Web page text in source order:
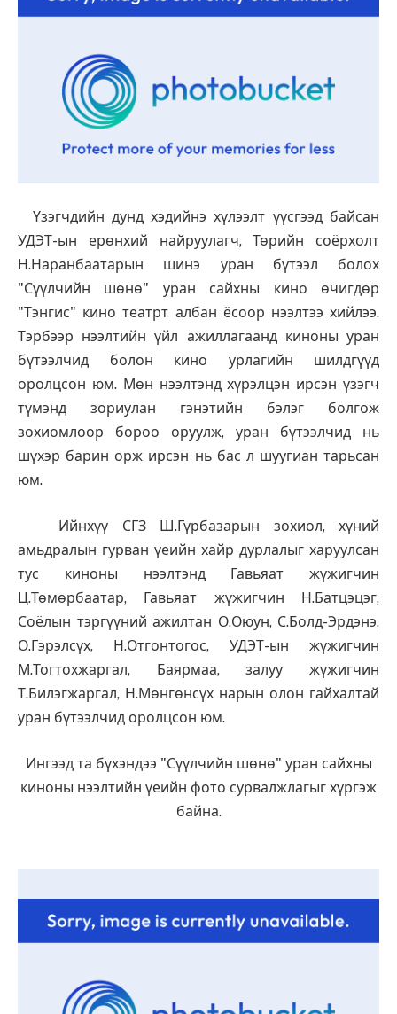
Үзэгчдийн дунд хэдийнэ хүлээлт үүсгээд байсан
УДЭТ-ын ерөнхий найруулагч, Төрийн соёрхолт
Н.Наранбаатарын шинэ уран бүтээл болох
"Сүүлчийн шөнө" уран сайхны кино өчигдөр
"Тэнгис" кино театрт албан ёсоор нээлтээ хийлээ.
Тэрбээр нээлтийн үйл ажиллагаанд киноны уран
бүтээлчид болон кино урлагийн шилдгүүд
оролцсон юм. Мөн нээлтэнд хүрэлцэн ирсэн үзэгч
түмэнд зориулан гэнэтийн бэлэг болгож
зохиомлоор бороо оруулж, уран бүтээлчид нь
шүхэр барин орж ирсэн нь бас л шуугиан тарьсан
юм.
Ийнхүү СГЗ Ш.Гүрбазарын зохиол, хүний
амьдралын гурван үеийн хайр дурлалыг харуулсан
тус киноны нээлтэнд Гавьяат жүжигчин
Ц.Төмөрбаатар, Гавьяат жүжигчин Н.Батцэцэг,
Соёлын тэргүүний ажилтан О.Оюун, С.Болд-Эрдэнэ,
О.Гэрэлсүх, Н.Отгонтогос, УДЭТ-ын жүжигчин
М.Тогтохжаргал, Баярмаа, залуу жүжигчин
Т.Билэгжаргал, Н.Мөнгөнсүх нарын олон гайхалтай
уран бүтээлчид оролцсон юм.
Ингээд та бүхэндээ "Сүүлчийн шөнө" уран сайхны
киноны нээлтийн үеийн фото сурвалжлагыг хүргэж
байна.